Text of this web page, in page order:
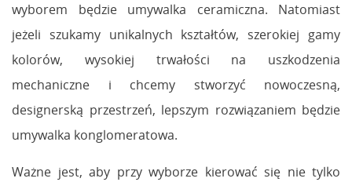
wyborem będzie umywalka ceramiczna. Natomiast
jeżeli szukamy unikalnych kształtów, szerokiej gamy
kolorów, wysokiej trwałości na uszkodzenia
mechaniczne i chcemy stworzyć nowoczesną,
designerską przestrzeń, lepszym rozwiązaniem będzie
umywalka konglomeratowa.
Ważne jest, aby przy wyborze kierować się nie tylko